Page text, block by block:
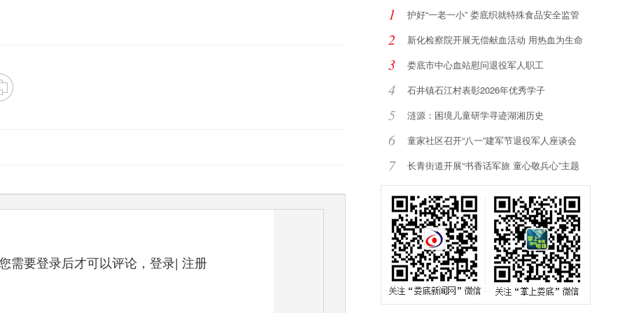
需要登录后才可以评论， 登录| 注册
1 护好“一老一小” 娄底织就特殊食品安全监管
2
新化检察院开展无偿献血活动 用热血为生命
3 娄底市中心血站慰问退役军人职工
4 石井镇石江村表彰2026年优秀学子
5 涟源：困境儿童研学寻迹湖湘历史
6 童家社区召开“八一”建军节退役军人座谈会
7 长青街道开展“书香话军旅 童心敬兵心”主题